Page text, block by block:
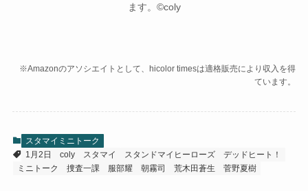
ます。©coly
※Amazonのアソシエイトとして、hicolor timesは適格販売により収入を得
ています。
スタマイミニトーク
1月2日
coly スタマイ スタンドマイヒーローズ
デッドヒート！
ミニトーク
捜査一課 服部耀 朝霧司 荒木田蒼生 菅野夏樹